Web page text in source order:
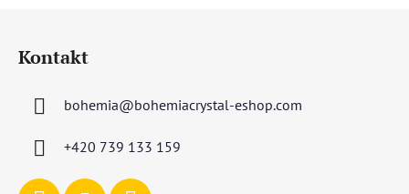
Kontakt
bohemia@bohemiacrystal-eshop.com
+420 739 133 159